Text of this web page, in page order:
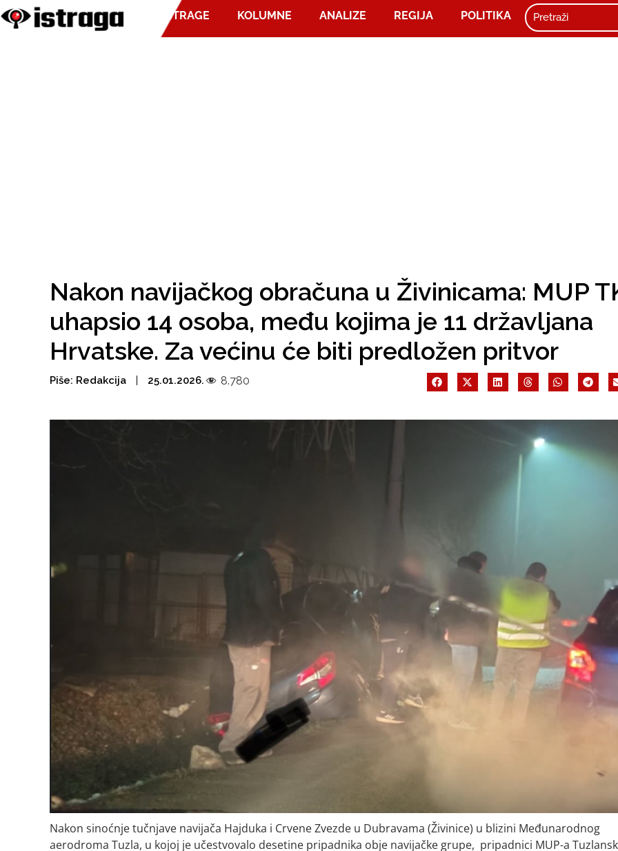
ISTRAGE KOLUMNE ANALIZE REGIJA POLITIKA
Nakon navijačkog obračuna u Živinicama: MUP
uhapsio 14 osoba, među kojima je 11 državljana
Hrvatske. Za većinu će biti predložen pritvor
Piše: Redakcija 25.01.2026. 8.780
Nakon sinoćnje tučnjave navijača Hajduka i Crvene Zvezde u Dubravama (Živinice) u blizini Međunarodnog
aerodroma Tuzla, u kojoj je učestvovalo desetine pripadnika obje navijačke grupe, pripadnici MUP-a